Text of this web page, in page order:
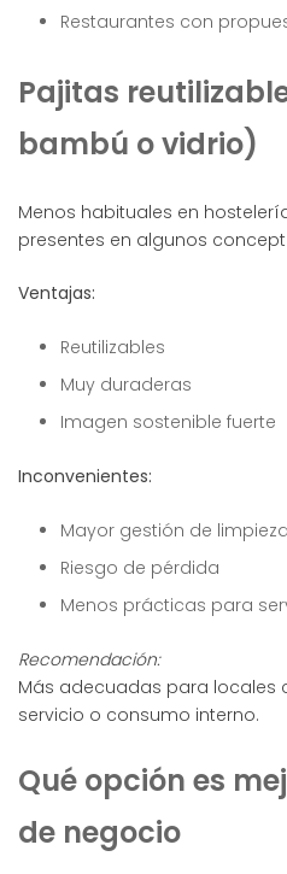
Restaurantes con
Pajitas
bambú o vidrio)
Menos habituales en
presentes en algunos
Ventajas:
Reutilizables
Muy duraderas
Imagen sostenible fuerte
Inconvenientes:
Mayor gestión de limpieza
Riesgo de pérdida
Menos prácticas para
Recomendación:
Más adecuadas para locales
servicio o consumo interno.
Qué opción es
de negocio